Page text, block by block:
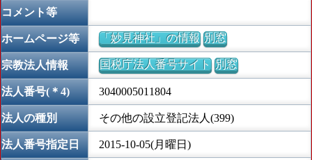
コメント等
ホームページ等 「妙見神社」の情報 別窓
宗教法人情報 国税庁法人番号サイト 別窓
法人番号(＊4) 3040005011804
法人の種別 その他の設立登記法人(399)
法人番号指定日 2015-10-05(月曜日)